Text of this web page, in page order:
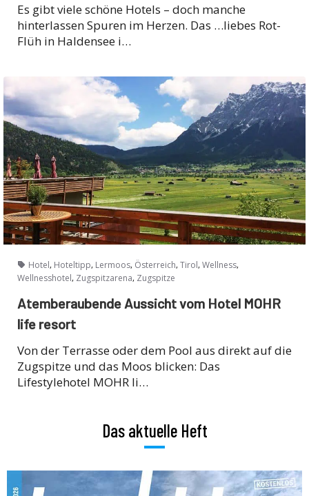
Es gibt viele schöne Hotels – doch manche
hinterlassen Spuren im Herzen. Das …liebes Rot-
Flüh in Haldensee i…
Hotel, Hoteltipp, Lermoos, Österreich, Tirol, Wellness,
Wellnesshotel, Zugspitzarena, Zugspitze
Atemberaubende Aussicht vom Hotel MOHR
life resort
Von der Terrasse oder dem Pool aus direkt auf die
Zugspitze und das Moos blicken: Das
Lifestylehotel MOHR li…
Das aktuelle Heft